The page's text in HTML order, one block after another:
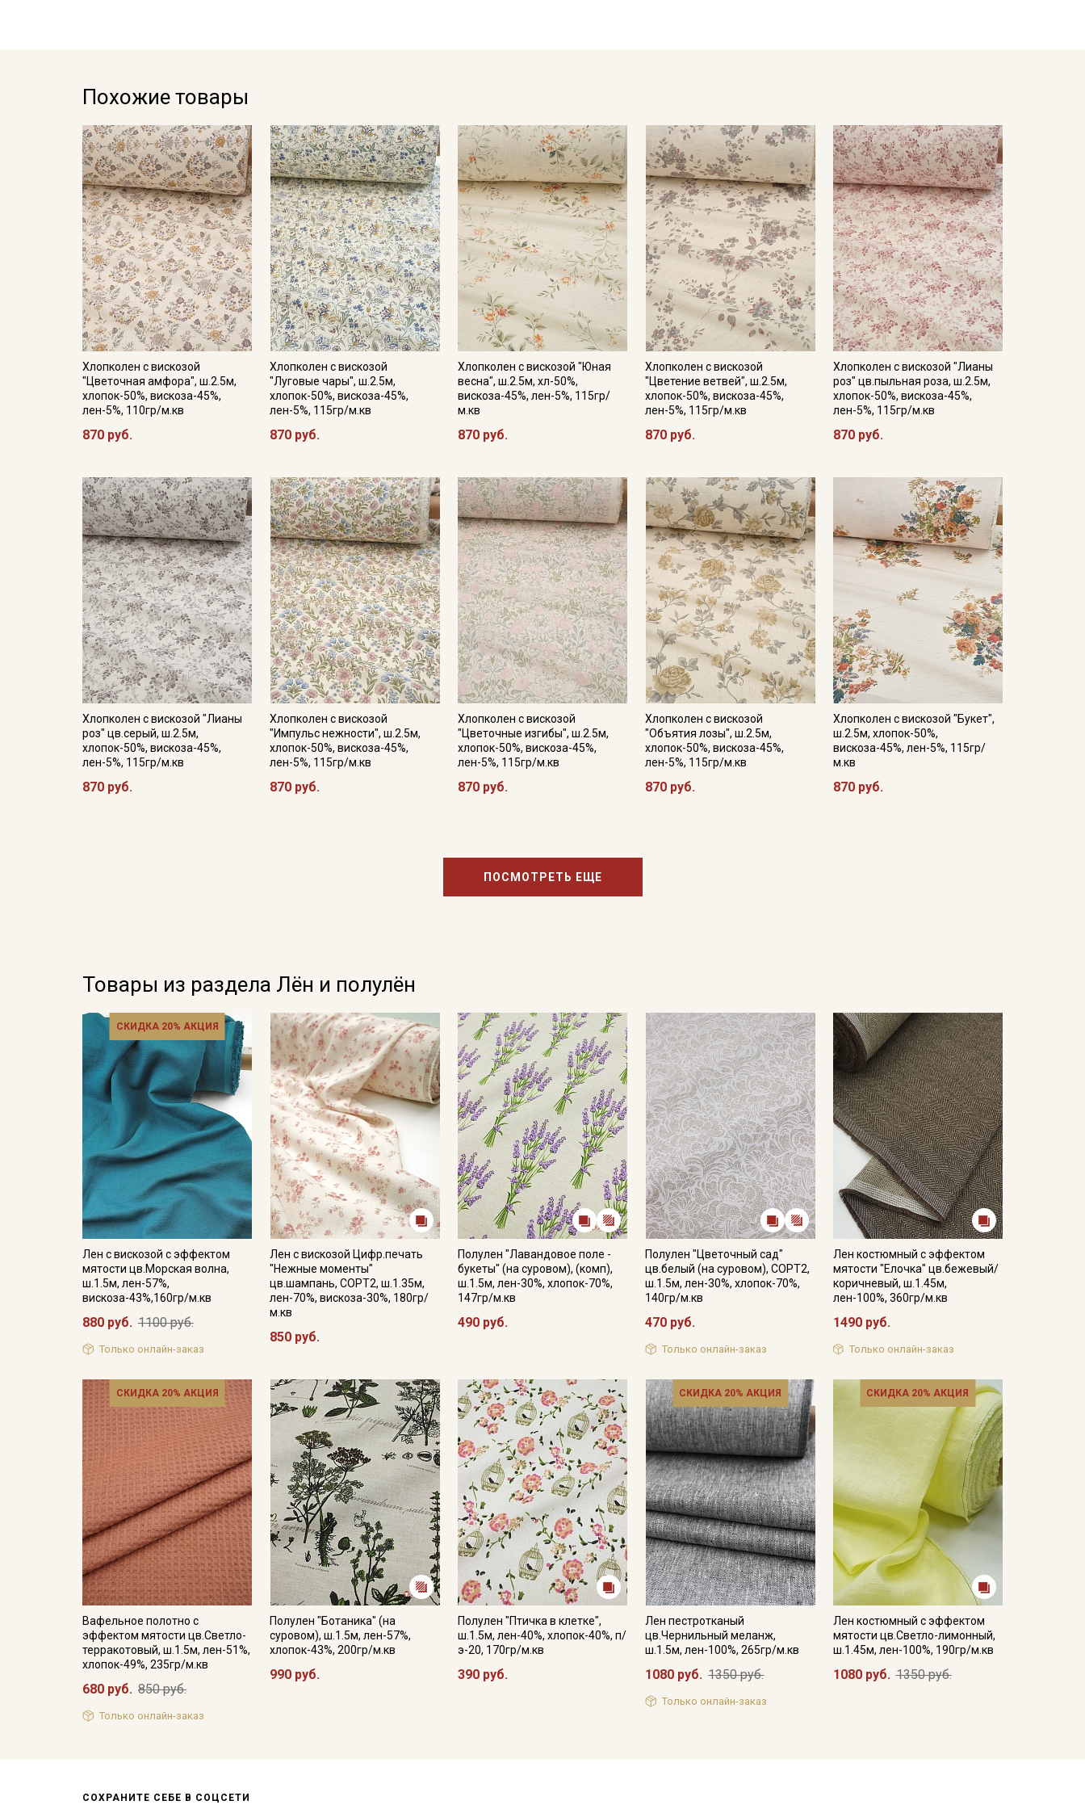
Обратите внимание: цветопередача на экране может отличаться от реального цвета ткани в зависимости от
настроек вашего монитора и номера партии. Для точного соответствия цвета можно заказать образец ткани
или связаться с менеджером для уточнения наличия образцов и цвета перед оформлением заказа.
Похожие товары
Хлопколен с вискозой
"Цветочная амфора", ш.2.5м,
хлопок-50%, вискоза-45%,
лен-5%, 110гр/м.кв
870 руб.
Хлопколен с вискозой
"Луговые чары", ш.2.5м,
хлопок-50%, вискоза-45%,
лен-5%, 115гр/м.кв
870 руб.
Хлопколен с вискозой "Юная
весна", ш.2.5м, хл-50%,
вискоза-45%, лен-5%, 115гр/
м.кв
870 руб.
Хлопколен с вискозой
"Цветение ветвей", ш.2.5м,
хлопок-50%, вискоза-45%,
лен-5%, 115гр/м.кв
870 руб.
Хлопколен с вискозой "Лианы
роз" цв.пыльная роза, ш.2.5м,
хлопок-50%, вискоза-45%,
лен-5%, 115гр/м.кв
870 руб.
Хлопколен с вискозой "Лианы
роз" цв.серый, ш.2.5м,
хлопок-50%, вискоза-45%,
лен-5%, 115гр/м.кв
870 руб.
Хлопколен с вискозой
"Импульс нежности", ш.2.5м,
хлопок-50%, вискоза-45%,
лен-5%, 115гр/м.кв
870 руб.
Хлопколен с вискозой
"Цветочные изгибы", ш.2.5м,
хлопок-50%, вискоза-45%,
лен-5%, 115гр/м.кв
870 руб.
Хлопколен с вискозой
"Объятия лозы", ш.2.5м,
хлопок-50%, вискоза-45%,
лен-5%, 115гр/м.кв
870 руб.
Хлопколен с вискозой "Букет",
ш.2.5м, хлопок-50%,
вискоза-45%, лен-5%, 115гр/
м.кв
870 руб.
ПОСМОТРЕТЬ ЕЩЕ
Товары из раздела Лён и полулён
СКИДКА 20% АКЦИЯ
Лен с вискозой с эффектом
мятости цв.Морская волна,
ш.1.5м, лен-57%,
вискоза-43%,160гр/м.кв
880 руб. 1100 руб.
Только онлайн-заказ
Лен с вискозой Цифр.печать
"Нежные моменты"
цв.шампань, СОРТ2, ш.1.35м,
лен-70%, вискоза-30%, 180гр/
м.кв
850 руб.
Полулен "Лавандовое поле -
букеты" (на суровом), (комп),
ш.1.5м, лен-30%, хлопок-70%,
147гр/м.кв
490 руб.
Полулен "Цветочный сад"
цв.белый (на суровом), СОРТ2,
ш.1.5м, лен-30%, хлопок-70%,
140гр/м.кв
470 руб.
Только онлайн-заказ
Лен костюмный с эффектом
мятости "Елочка" цв.бежевый/
коричневый, ш.1.45м,
лен-100%, 360гр/м.кв
1490 руб.
Только онлайн-заказ
СКИДКА 20% АКЦИЯ
Вафельное полотно с
эффектом мятости цв.Светло-
терракотовый, ш.1.5м, лен-51%,
хлопок-49%, 235гр/м.кв
680 руб. 850 руб.
Только онлайн-заказ
Полулен "Ботаника" (на
суровом), ш.1.5м, лен-57%,
хлопок-43%, 200гр/м.кв
990 руб.
Полулен "Птичка в клетке",
ш.1.5м, лен-40%, хлопок-40%, п/
э-20, 170гр/м.кв
390 руб.
СКИДКА 20% АКЦИЯ
Лен пестротканый
цв.Чернильный меланж,
ш.1.5м, лен-100%, 265гр/м.кв
1080 руб. 1350 руб.
Только онлайн-заказ
СКИДКА 20% АКЦИЯ
Лен костюмный с эффектом
мятости цв.Светло-лимонный,
ш.1.45м, лен-100%, 190гр/м.кв
1080 руб. 1350 руб.
СОХРАНИТЕ СЕБЕ В СОЦСЕТИ
Секретная рассылка от
промокоды и скидки до 30% на узкие
категории тканей
Электронная почта
Подписаться
Ознакомлен(а) сПолитикой обработки персональных
данных
и даюСогласие на обработку персональных
данных
Согласие на получение рекламных и
информационных рассылок